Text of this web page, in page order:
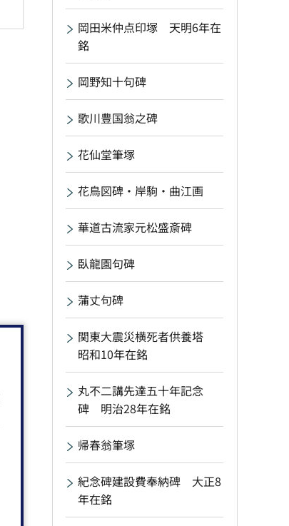
岡田米仲点印塚 天明6年在
銘
岡野知十句碑
歌川豊国翁之碑
花仙堂筆塚
花鳥図碑・岸駒・曲江画
華道古流家元松盛斎碑
臥龍園句碑
蒲丈句碑
関東大震災横死者供養塔
昭和10年在銘
丸不二講先達五十年記念
碑 明治28年在銘
帰春翁筆塚
紀念碑建設費奉納碑 大正8
年在銘